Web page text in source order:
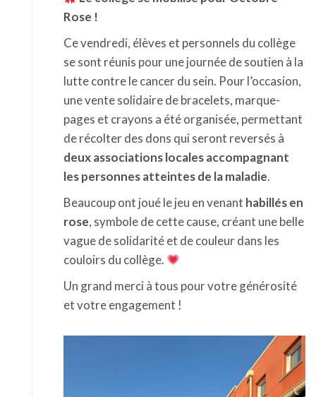
Rose !
Ce vendredi, élèves et personnels du collège
se sont réunis pour une journée de soutien à la
lutte contre le cancer du sein. Pour l’occasion,
une vente solidaire de bracelets, marque-
pages et crayons a été organisée, permettant
de récolter des dons qui seront reversés à
deux associations locales accompagnant
les personnes atteintes de la maladie.
Beaucoup ont joué le jeu en venant habillés en
rose, symbole de cette cause, créant une belle
vague de solidarité et de couleur dans les
couloirs du collège.
Un grand merci à tous pour votre générosité
et votre engagement !